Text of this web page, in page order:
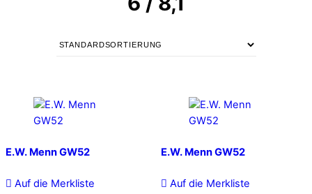
E.W. Menn GW52
Auf die Merkliste
E.W. Menn GW52
Auf die Merkliste